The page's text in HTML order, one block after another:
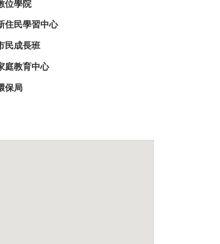
位學院
住民學習中心
民成長班
庭教育中心
保局